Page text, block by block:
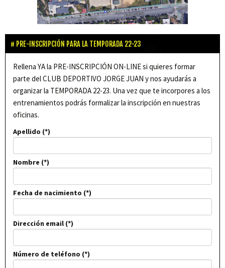
PRE-INSCRIPCIÓN PARA LA TEMPORADA 22-23
Rellena YA la PRE-INSCRIPCIÓN ON-LINE si quieres formar
parte del CLUB DEPORTIVO JORGE JUAN y nos ayudarás a
organizar la TEMPORADA 22-23. Una vez que te incorpores a los
entrenamientos podrás formalizar la inscripción en nuestras
oficinas.
Apellido
Nombre
Fecha de nacimiento
Dirección email
Número de teléfono